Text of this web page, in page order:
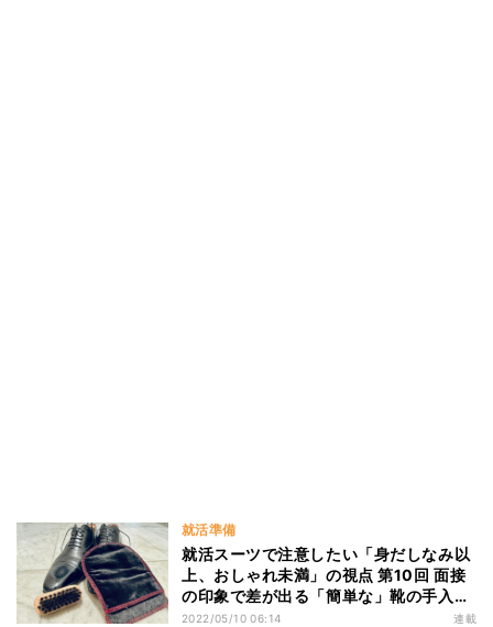
就活準備
就活スーツで注意したい「身だしなみ以
上、おしゃれ未満」の視点 第10回 面接
の印象で差が出る「簡単な」靴の手入れ
のコツ
2022/05/10 06:14 連載